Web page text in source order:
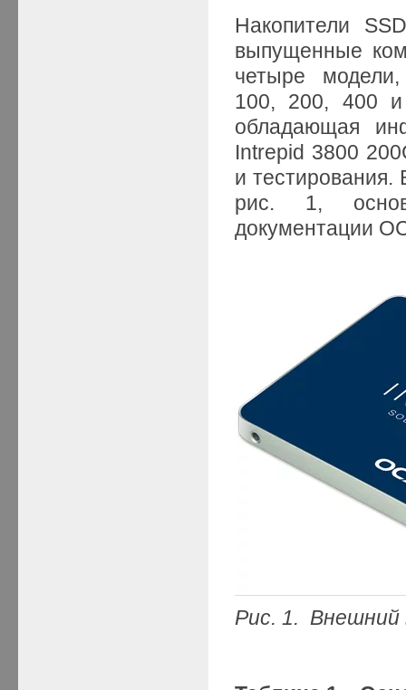
Накопители
выпущенные
четыре
100, 200, 400 и
обладающая
Intrepid 3800
и
рис. 1,
документации
Рис. 1. Внешний